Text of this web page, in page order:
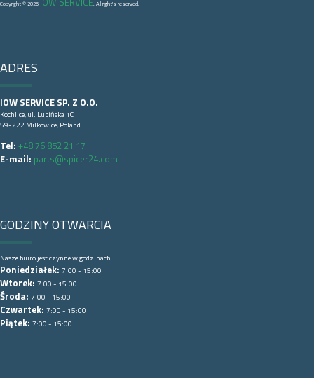
Copyright © 2026 . All right's reserved.
ADRES
IOW SERVICE SP. Z O.O.
Kochlice, ul. Lubińska 1C
59-222 Milkowice, Poland
Tel: +48 76 852 21 17
E-mail: parts@spicer24.com
GODZINY OTWARCIA
Nasze biuro jest czynne w godzinach:
Poniedziałek: 7:00 - 15:00
Wtorek: 7:00 - 15:00
Środa: 7:00 - 15:00
Czwartek: 7:00 - 15:00
Piątek: 7:00 - 15:00